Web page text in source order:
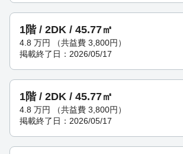
1階 / 2DK / 45.77㎡
4.8 万円
（共益費 3,800円）
掲載終了日：2026/05/17
1階 / 2DK / 45.77㎡
4.8 万円
（共益費 3,800円）
掲載終了日：2026/05/17